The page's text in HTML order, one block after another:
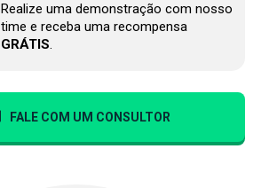
Realize uma demonstração com nosso
time e receba uma recompensa
GRÁTIS.
FALE COM UM CONSULTOR